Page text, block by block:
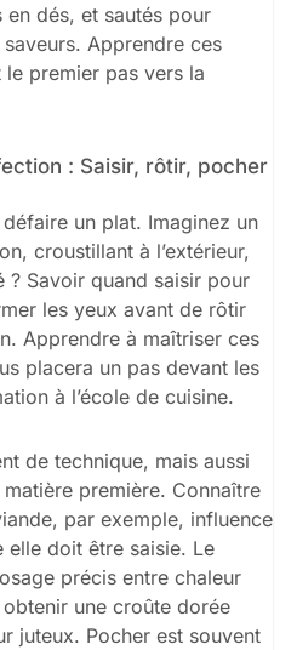
dés, et sautés pour
Apprendre ces
premier pas vers la
: Saisir, rôtir, pocher
un plat. Imaginez un
croustillant à l’extérieur,
? Savoir quand saisir pour
les yeux avant de rôtir
Apprendre à maîtriser ces
placera un pas devant les
à l’école de cuisine.
de technique, mais aussi
première. Connaître
par exemple, influence
elle doit être saisie. Le
précis entre chaleur
une croûte dorée
juteux. Pocher est souvent